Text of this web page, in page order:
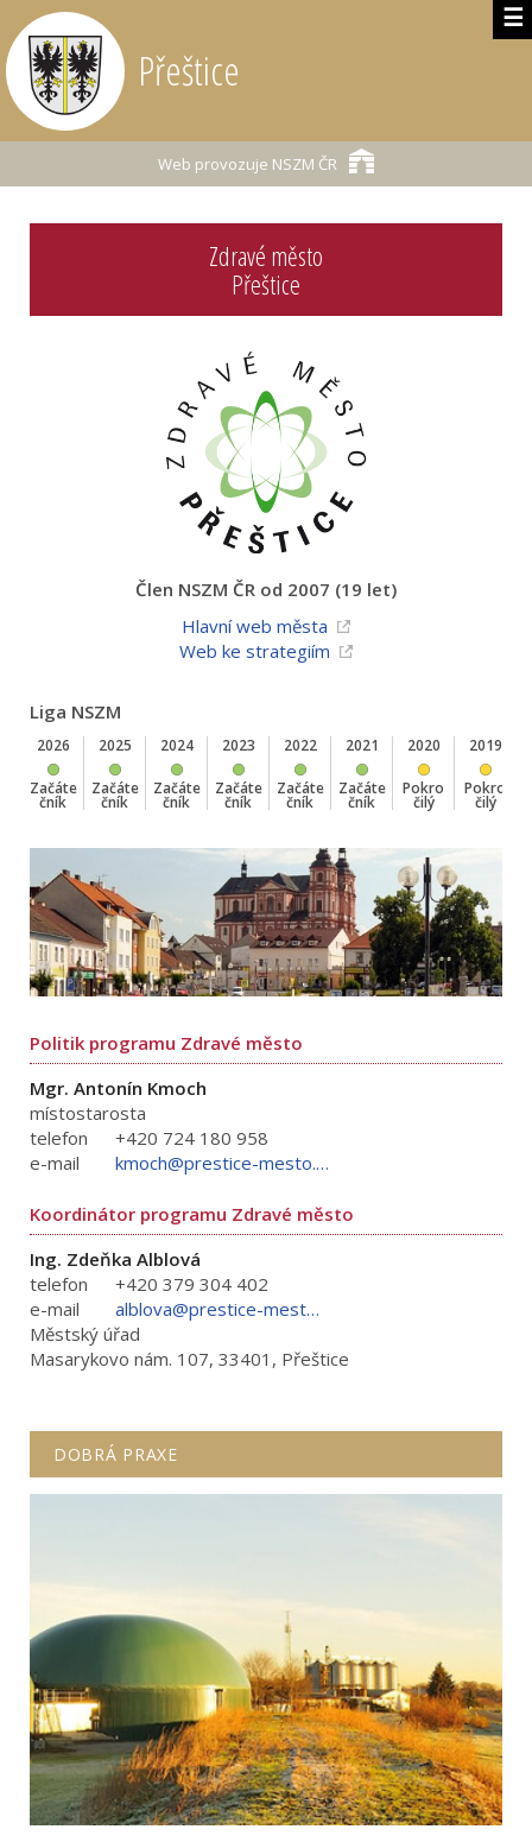
☰
Přeštice
Web provozuje NSZM ČR
Zdravé město
Přeštice
Člen NSZM ČR od 2007 (19 let)
Hlavní web města
Web ke strategiím
Liga NSZM
2026
Začáte
čník
2025
Začáte
čník
2024
Začáte
čník
2023
Začáte
čník
2022
Začáte
čník
2021
Začáte
čník
2020
Pokro
čilý
2019
Pokro
čilý
Politik programu Zdravé město
Mgr. Antonín Kmoch
místostarosta
telefon
+420 724 180 958
e-mail
kmoch@prestice-mesto.cz
Koordinátor programu Zdravé město
Ing. Zdeňka Alblová
telefon
+420 379 304 402
e-mail
alblova@prestice-mesto.cz
Městský úřad
Masarykovo nám. 107, 33401, Přeštice
DOBRÁ PRAXE